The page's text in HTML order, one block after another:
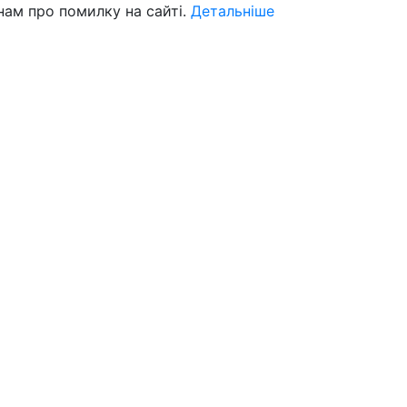
про помилку на сайті. Детальніше